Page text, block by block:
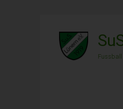
springen
Fussball